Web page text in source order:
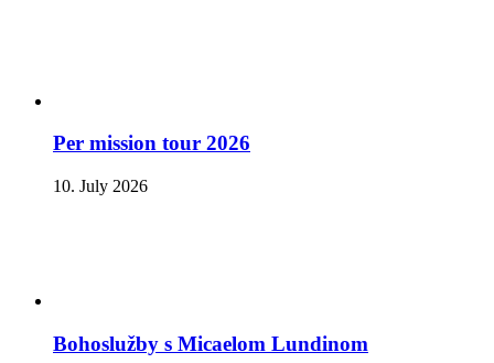
Per mission tour 2026
10. July 2026
Bohoslužby s Micaelom Lundinom